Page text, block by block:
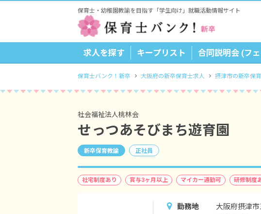
保育士・幼稚園教諭を目指す「学生向け」就職活動情報サイト
求人を探す キープリスト 合同説明会 (フ
保育士バンク！新卒 大阪府の新卒保育士求人 摂津市の新卒保
社会福祉法人桃林会
せっつあそびまち遊育園
新卒保育教諭 正社員
社宅制度あり 賞与3ヶ月以上 マイカー通勤可 研修制度
勤務地
大阪府摂津